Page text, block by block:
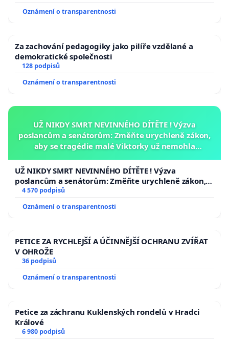
Oznámení o transparentnosti
Za zachování pedagogiky jako pilíře vzdělané a
demokratické společnosti
128 podpisů
Oznámení o transparentnosti
UŽ NIKDY SMRT NEVINNÉHO DÍTĚTE ! Výzva
poslancům a senátorům: Změňte urychleně zákon,
aby se tragédie malé Viktorky už nemohla
UŽ NIKDY SMRT NEVINNÉHO DÍTĚTE ! Výzva
poslancům a senátorům: Změňte urychleně zákon,
aby se tragédie malé Viktorky už nemohla opakovat!
4 570 podpisů
Oznámení o transparentnosti
PETICE ZA RYCHLEJŠÍ A ÚČINNĚJŠÍ OCHRANU ZVÍŘAT
V OHROŽE
36 podpisů
Oznámení o transparentnosti
Petice za záchranu Kuklenských rondelů v Hradci
Králové
6 980 podpisů